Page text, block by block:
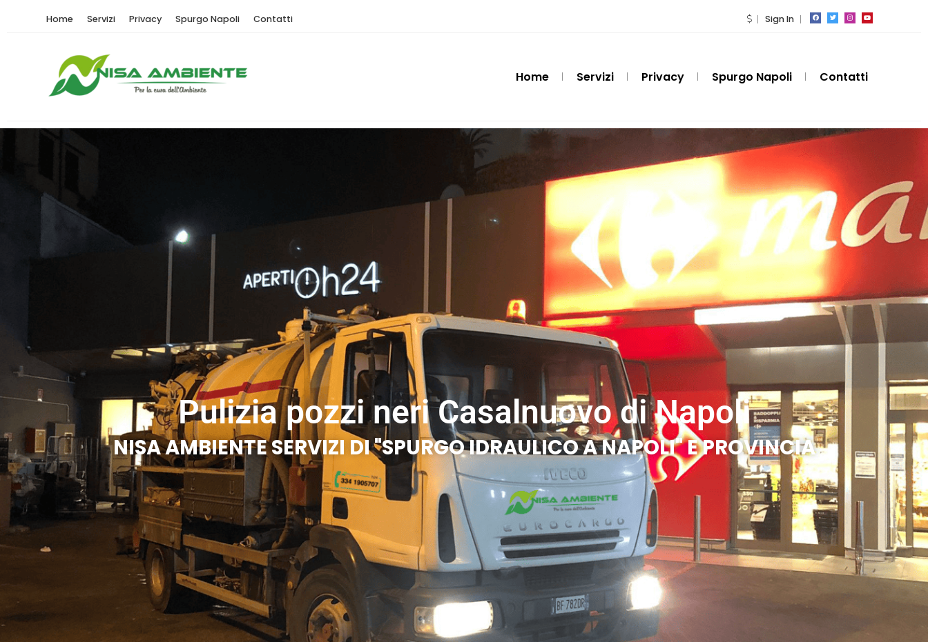
Home Servizi Privacy Spurgo Napoli Contatti Sign In
Home Servizi Privacy Spurgo Napoli Contatti
Pulizia pozzi neri Casalnuovo di Napoli
NISA AMBIENTE SERVIZI DI "SPURGO IDRAULICO A NAPOLI" E PROVINCIA